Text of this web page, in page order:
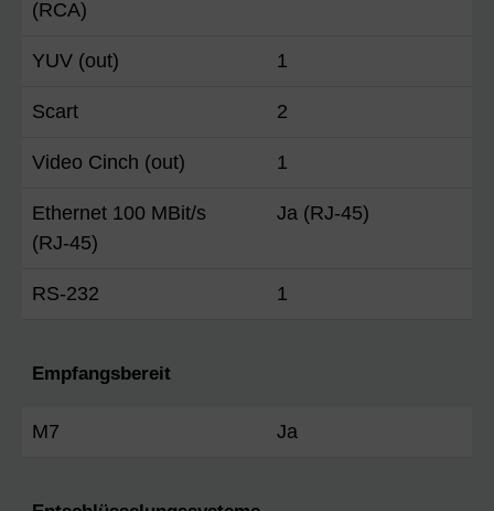
(RCA)
YUV (out) 1
Scart 2
Video Cinch (out) 1
Ethernet 100 MBit/s
(RJ-45)
Ja (RJ-45)
RS-232 1
Empfangsbereit
M7 Ja